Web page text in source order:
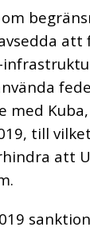
till
att